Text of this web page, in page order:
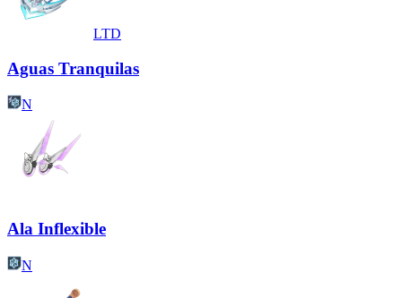
LTD
Aguas Tranquilas
N
Ala Inflexible
N